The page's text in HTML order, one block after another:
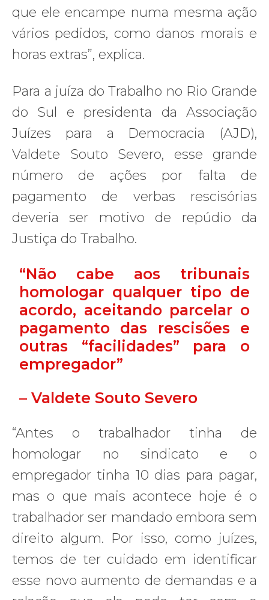
que ele encampe numa mesma ação
vários pedidos, como danos morais e
horas extras”, explica.
Para a juíza do Trabalho no Rio Grande
do Sul e presidenta da Associação
Juízes para a Democracia (AJD),
Valdete Souto Severo, esse grande
número de ações por falta de
pagamento de verbas rescisórias
deveria ser motivo de repúdio da
Justiça do Trabalho.
“Não cabe aos tribunais
homologar qualquer tipo de
acordo, aceitando parcelar o
pagamento das rescisões e
outras “facilidades” para o
empregador”
– Valdete Souto Severo
“Antes o trabalhador tinha de
homologar no sindicato e o
empregador tinha 10 dias para pagar,
mas o que mais acontece hoje é o
trabalhador ser mandado embora sem
direito algum. Por isso, como juízes,
temos de ter cuidado em identificar
esse novo aumento de demandas e a